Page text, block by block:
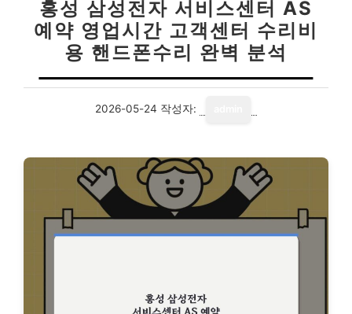
홍성 삼성전자 서비스센터 AS
예약 영업시간 고객센터 수리비
용 핸드폰수리 완벽 분석
2026-05-24 작성자: